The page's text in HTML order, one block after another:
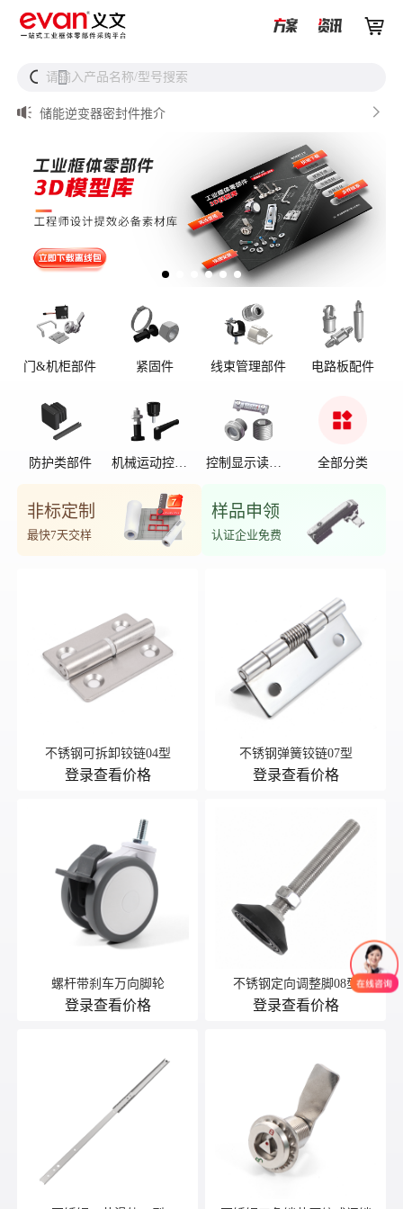

 
请输入产品名称/型号搜索
从液冷接头到松不脱螺钉，义文一站式服务器液冷零部件
解决方案
储能逆变器密封件推介 
UQD vs UQDB怎么选？数据中心液冷接头选型（含OCP标
准对比）
门&机柜部件 紧固件 线束管理部件 电路板配件
防护类部件
机械运动控制
控制显示读数
全部分类
非标定制
最快7天交样
样品申领
认证企业免费
不锈钢可拆卸铰链04型
登录查看价格
不锈钢弹簧铰链07型
登录查看价格
螺杆带刹车万向脚轮
登录查看价格
不锈钢定向调整脚08型
登录查看价格